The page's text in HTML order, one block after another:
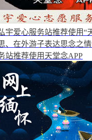
宇爱心服务站推荐使用“
、在外游子表达思念之
站推荐使用天堂念APP